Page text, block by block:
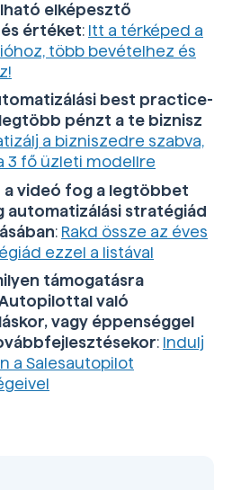
elképesztő
értéket: Itt a térképed a
több bevételhez és
best practice-
pénzt a te biznisz
a bizniszedre szabva,
3 fő üzleti modellre
a videó fog a legtöbbet
automatizálási stratégiád
: Rakd össze az éves
ezzel a listával
támogatásra
való
vagy éppenséggel
: Indulj
a Salesautopilot